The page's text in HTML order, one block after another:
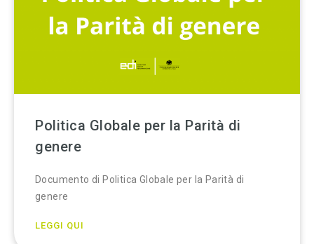
Politica Globale per la Parità di
genere
Documento di Politica Globale per la Parità di
genere
LEGGI QUI